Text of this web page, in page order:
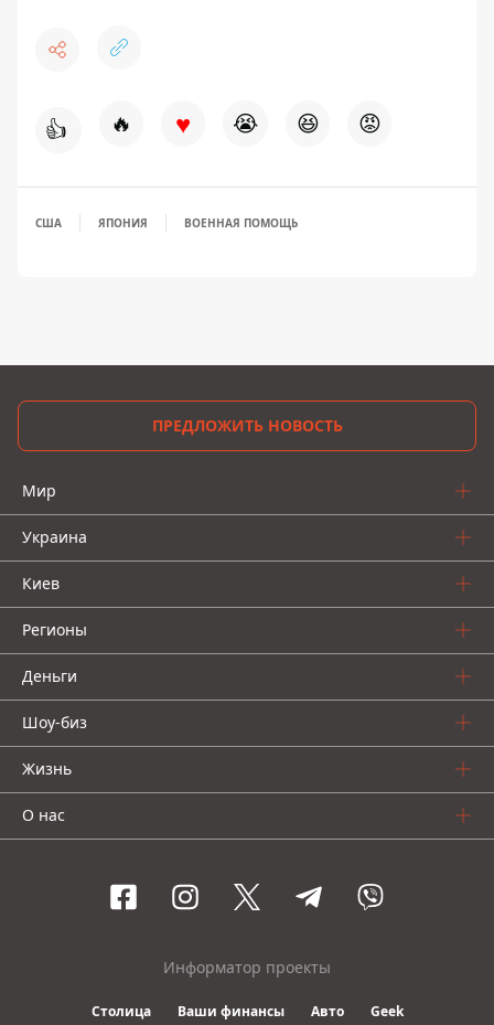
👍 🔥 ♥ 😭 😆 😡
США ЯПОНИЯ ВОЕННАЯ ПОМОЩЬ
ПРЕДЛОЖИТЬ НОВОСТЬ
Мир
Украина
Киев
Регионы
Деньги
Шоу-биз
Жизнь
О нас
Информатор проекты
Столица Ваши финансы Авто Geek